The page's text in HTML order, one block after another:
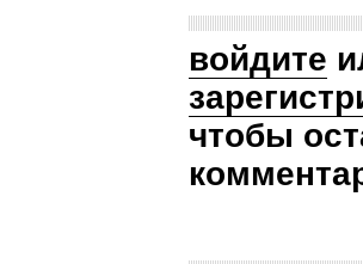
войдите
чтобы